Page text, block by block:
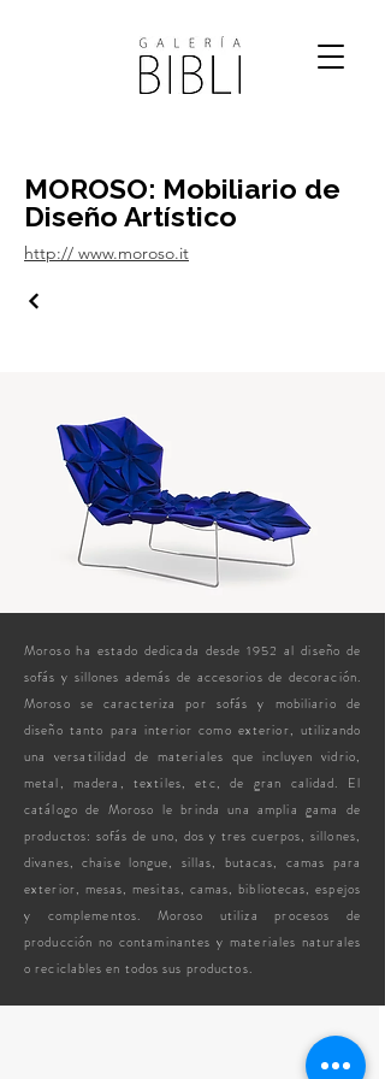
MOROSO: Mobiliario de
Diseño Artístico
http:// www.moroso.it
Moroso ha estado dedicada desde 1952 al diseño de
sofás y sillones además de accesorios de decoración.
Moroso se caracteriza por sofás y mobiliario de
diseño tanto para interior como exterior, utilizando
una versatilidad de materiales que incluyen vidrio,
metal, madera, textiles, etc, de gran calidad. El
catálogo de Moroso le brinda una amplia gama de
productos: sofás de uno, dos y tres cuerpos, sillones,
divanes, chaise longue, sillas, butacas, camas para
exterior, mesas, mesitas, camas, bibliotecas, espejos
y complementos. Moroso utiliza procesos de
producción no contaminantes y materiales naturales
o reciclables en todos sus productos.